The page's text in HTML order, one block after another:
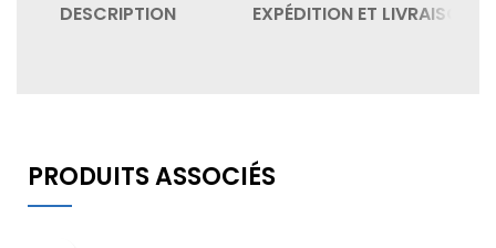
DESCRIPTION EXPÉDITION ET LIVRAISON
PRODUITS ASSOCIÉS